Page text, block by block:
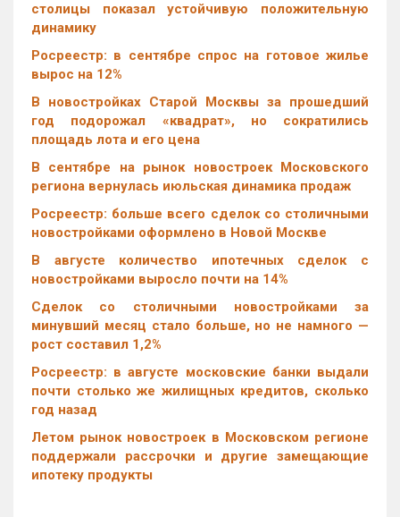
столицы показал устойчивую положительную
динамику
Росреестр: в сентябре спрос на готовое жилье
вырос на 12%
В новостройках Старой Москвы за прошедший
год подорожал «квадрат», но сократились
площадь лота и его цена
В сентябре на рынок новостроек Московского
региона вернулась июльская динамика продаж
Росреестр: больше всего сделок со столичными
новостройками оформлено в Новой Москве
В августе количество ипотечных сделок с
новостройками выросло почти на 14%
Cделок со столичными новостройками за
минувший месяц стало больше, но не намного —
рост составил 1,2%
Росреестр: в августе московские банки выдали
почти столько же жилищных кредитов, сколько
год назад
Летом рынок новостроек в Московском регионе
поддержали рассрочки и другие замещающие
ипотеку продукты